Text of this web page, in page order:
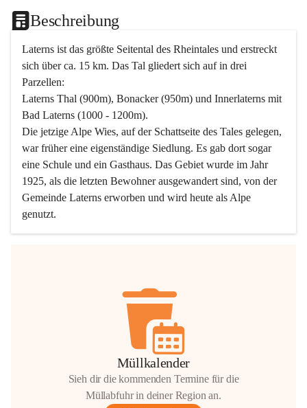
Beschreibung
Laterns ist das größte Seitental des Rheintales und erstreckt
sich über ca. 15 km. Das Tal gliedert sich auf in drei
Parzellen:
Laterns Thal (900m), Bonacker (950m) und Innerlaterns mit
Bad Laterns (1000 - 1200m).
Die jetzige Alpe Wies, auf der Schattseite des Tales gelegen,
war früher eine eigenständige Siedlung. Es gab dort sogar
eine Schule und ein Gasthaus. Das Gebiet wurde im Jahr
1925, als die letzten Bewohner ausgewandert sind, von der
Gemeinde Laterns erworben und wird heute als Alpe
genutzt.
Müllkalender
Sieh dir die kommenden Termine für die
Müllabfuhr in deiner Region an.